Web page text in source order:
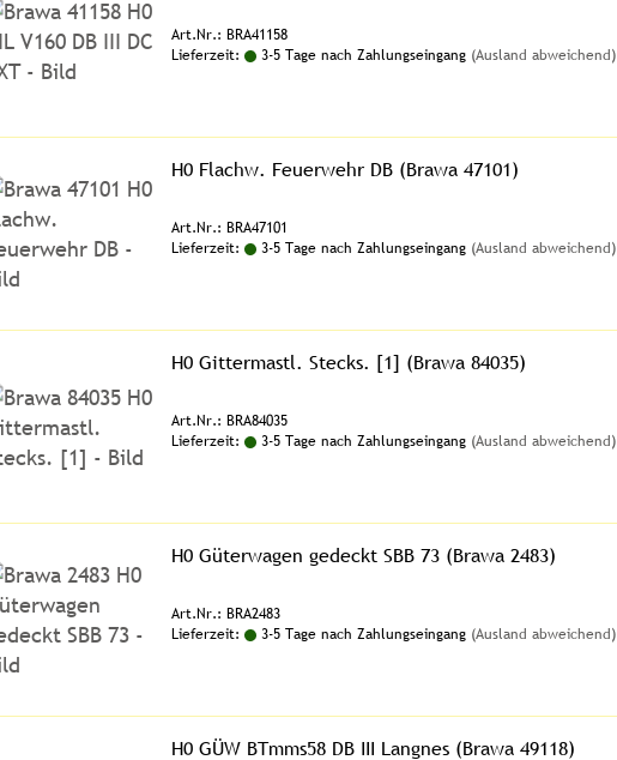
Art.Nr.: BRA41158
Lieferzeit:
3-5 Tage nach Zahlungseingang (Ausland abweichend)
H0 Flachw. Feuerwehr DB (Brawa 47101)
Art.Nr.: BRA47101
Lieferzeit:
3-5 Tage nach Zahlungseingang (Ausland abweichend)
H0 Gittermastl. Stecks. [1] (Brawa 84035)
Art.Nr.: BRA84035
Lieferzeit:
3-5 Tage nach Zahlungseingang (Ausland abweichend)
H0 Güterwagen gedeckt SBB 73 (Brawa 2483)
Art.Nr.: BRA2483
Lieferzeit:
3-5 Tage nach Zahlungseingang (Ausland abweichend)
H0 GÜW BTmms58 DB III Langnes (Brawa 49118)